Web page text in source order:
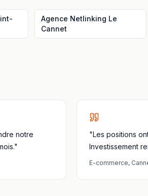
Agence Netlinking Le
Cannet
notre
"Les positions
Investissement
E-commerce,